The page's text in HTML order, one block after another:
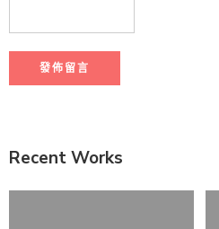
Recent Works